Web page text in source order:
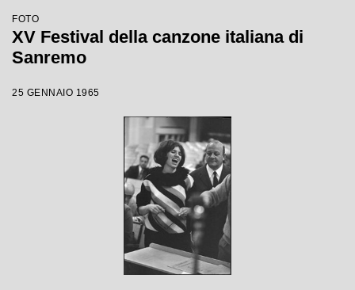
FOTO
XV Festival della canzone italiana di
Sanremo
25 GENNAIO 1965